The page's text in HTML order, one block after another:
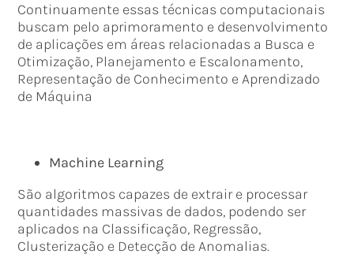
Continuamente essas técnicas computacionais
buscam pelo aprimoramento e desenvolvimento
de aplicações em áreas relacionadas a Busca e
Otimização, Planejamento e Escalonamento,
Representação de Conhecimento e Aprendizado
de Máquina
Machine Learning
São algoritmos capazes de extrair e processar
quantidades massivas de dados, podendo ser
aplicados na Classificação, Regressão,
Clusterização e Detecção de Anomalias.